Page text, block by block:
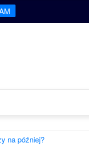
na później?